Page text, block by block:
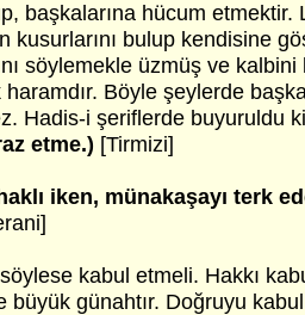
başkalarına hücum etmektir.
kusurlarını bulup kendisine
söylemekle üzmüş ve kalbini
Böyle şeylerde
Hadis-i şeriflerde buyuruldu
etme.) [Tirmizi]
iken, münakaşayı terk
kabul etmeli. Hakkı
büyük günahtır. Doğruyu